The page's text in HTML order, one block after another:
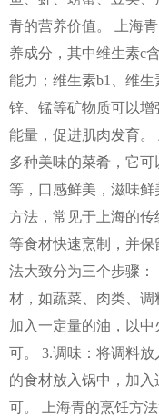
青的营养价值。 上海
养成分，其中维生素c
能力；维生素b1、维生
锌、锰等矿物质可以
能量，促进肌肉发育
多种美味的菜肴，它
等，口感鲜美，滋味
方法，常见于上海的
等食材快速烹制，并
法大致分为三个步骤
材，如蔬菜、肉类、调
加入一定量的油，以
可。 3.调味：将调料
的食材放入锅中，加
可。 上海青的烹饪方